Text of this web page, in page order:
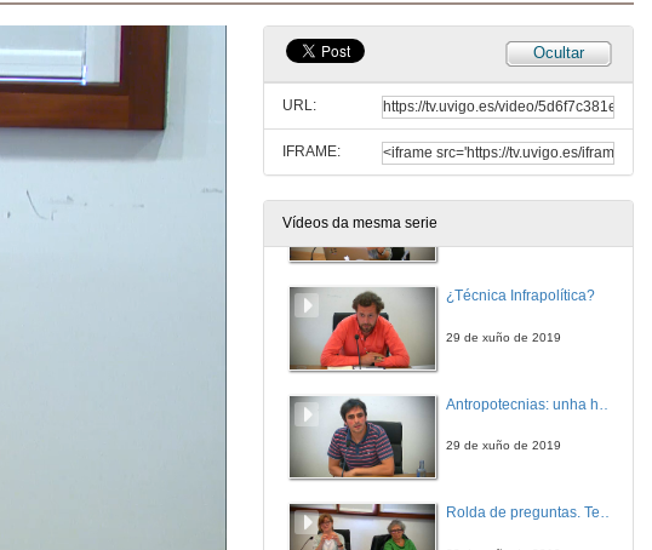
Ocultar
URL:
IFRAME:
Vídeos da mesma serie
29 de xuño de 2019
¿Técnica Infrapolítica?
29 de xuño de 2019
29 de xuño de 2019
Rolda de preguntas. Tecno-existencia